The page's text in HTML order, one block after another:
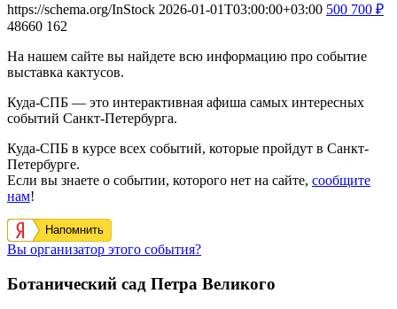
https://schema.org/InStock 2026-01-01T03:00:00+03:00 500 700 ₽
48660 162
На нашем сайте вы найдете всю информацию про событие
выставка кактусов.
Куда-СПБ — это интерактивная афиша самых интересных
событий Санкт-Петербурга.
Куда-СПБ в курсе всех событий, которые пройдут в Санкт-
Петербурге.
Если вы знаете о событии, которого нет на сайте, сообщите
нам!
Напомнить
Вы организатор этого события?
Ботанический сад Петра Великого